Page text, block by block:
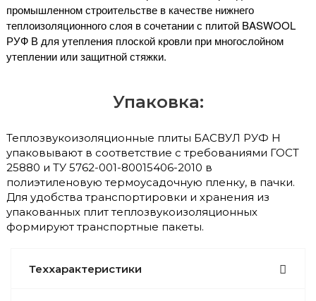
промышленном строительстве в качестве нижнего
теплоизоляционного слоя в сочетании с плитой BASWOOL
РУФ В для утепления плоской кровли при многослойном
утеплении или защитной стяжки.
Упаковка:
Теплозвукоизоляционные плиты БАСВУЛ РУФ Н
упаковывают в соответствие с требованиями ГОСТ
25880 и ТУ 5762-001-80015406-2010 в
полиэтиленовую термоусадочную пленку, в пачки.
Для удобства транспортировки и хранения из
упакованных плит теплозвукоизоляционных
формируют транспортные пакеты.
Теххарактеристики